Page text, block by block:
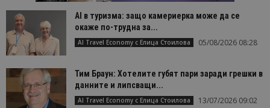
AI в туризма: защо камериерка може да се
окаже по-трудна за...
AI Travel Economy с Елица Стоилова 05/08/2026 08:28
Тим Браун: Хотелите губят пари заради грешки в
данните и липсващи...
AI Travel Economy с Елица Стоилова 13/07/2026 09:02